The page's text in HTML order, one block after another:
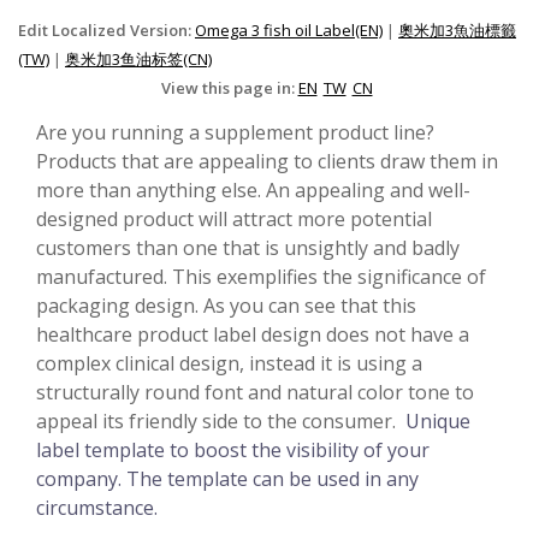
Edit Localized Version:Omega 3 fish oil Label(EN) | 奧米加3魚油標籤
(TW) | 奥米加3鱼油标签(CN)
View this page in:EN TW CN
Are you running a supplement product line?
Products that are appealing to clients draw them in
more than anything else. An appealing and well-
designed product will attract more potential
customers than one that is unsightly and badly
manufactured. This exemplifies the significance of
packaging design. As you can see that this
healthcare product label design does not have a
complex clinical design, instead it is using a
structurally round font and natural color tone to
appeal its friendly side to the consumer. Unique
label template to boost the visibility of your
company. The template can be used in any
circumstance.